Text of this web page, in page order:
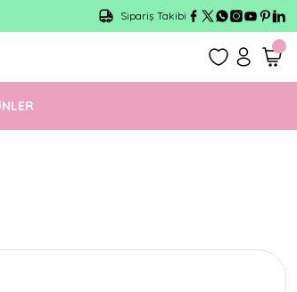
Sipariş Takibi